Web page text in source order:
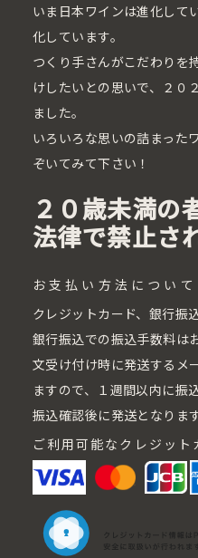
いま日本ワインは進化して
化しています。
つくり手さんがこだわりを
けしたいとの思いで、２０
ました。
いろいろな思いの詰まった
ぞいてみて下さい！
２０歳未満の
法律で禁止さ
お支払い方法について
クレジットカード、銀行振
銀行振込での振込手数料は
文受け付け時に発送するメ
ますので、１週間以内に振
振込確認後に発送となります
ご利用可能なクレジット